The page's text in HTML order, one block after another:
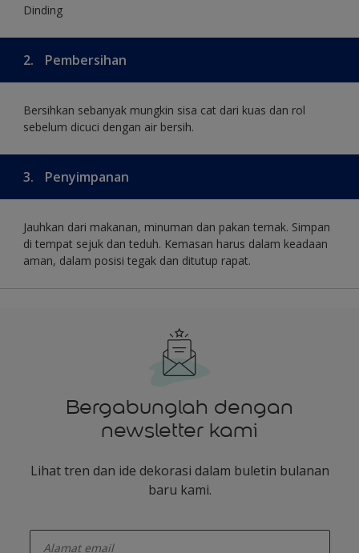
Dinding
2. Pembersihan
Bersihkan sebanyak mungkin sisa cat dari kuas dan rol
sebelum dicuci dengan air bersih.
3. Penyimpanan
Jauhkan dari makanan, minuman dan pakan ternak. Simpan
di tempat sejuk dan teduh. Kemasan harus dalam keadaan
aman, dalam posisi tegak dan ditutup rapat.
Bergabunglah dengan
newsletter kami
Lihat tren dan ide dekorasi dalam buletin bulanan
baru kami.